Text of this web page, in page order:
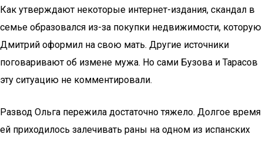
Как утверждают некоторые интернет-издания, скандал в
семье образовался из-за покупки недвижимости, которую
Дмитрий оформил на свою мать. Другие источники
поговаривают об измене мужа. Но сами Бузова и Тарасов
эту ситуацию не комментировали.
Развод Ольга пережила достаточно тяжело. Долгое время
ей приходилось залечивать раны на одном из испанских